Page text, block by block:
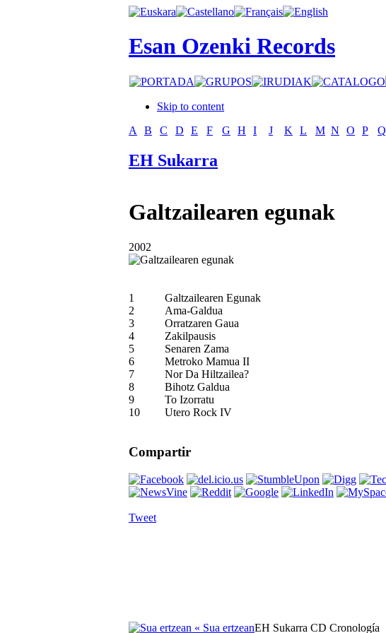
Esan Ozenki Records
Skip to content
A
B C D E F G H I J K L M N O P Q
EH Sukarra
Galtzailearen egunak
2002
1
Galtzailearen Egunak
2
Ama-Galdua
3
Orratzaren Gaua
4
Zakilpausis
5
Senaren Zama
6
Metroko Mamua II
7
Nor Da Hiltzailea?
8
Bihotz Galdua
9
To Izorratu
10
Utero Rock IV
Compartir
Tweet
« Sua ertzeanEH Sukarra CD Cronología